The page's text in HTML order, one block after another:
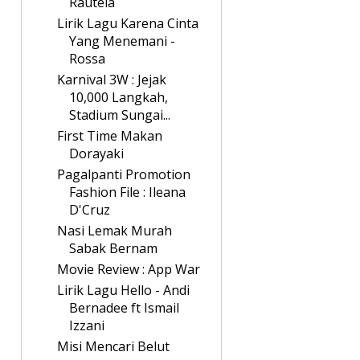
Lirik Lagu Karena Cinta
Yang Menemani -
Rossa
Karnival 3W : Jejak
10,000 Langkah,
Stadium Sungai...
First Time Makan
Dorayaki
Pagalpanti Promotion
Fashion File : Ileana
D'Cruz
Nasi Lemak Murah
Sabak Bernam
Movie Review : App War
Lirik Lagu Hello - Andi
Bernadee ft Ismail
Izzani
Misi Mencari Belut